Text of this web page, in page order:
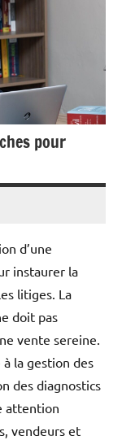
pour
d’une
instaurer la
litiges. La
doit pas
vente sereine.
la gestion des
des diagnostics
attention
vendeurs et